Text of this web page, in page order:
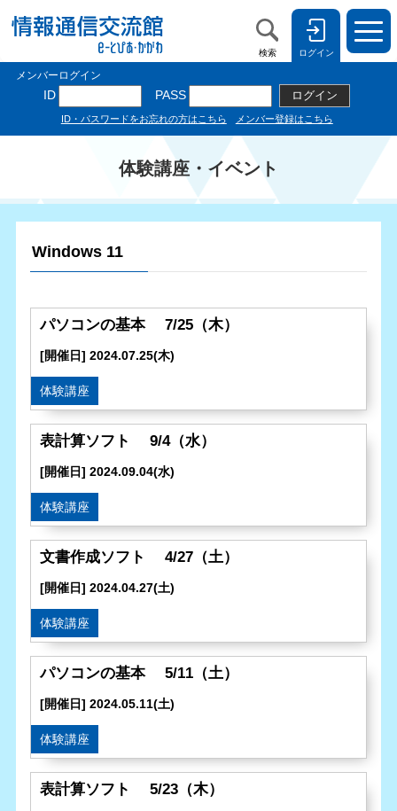
検索 ログイン
体験講座・イベント
Windows 11
パソコンの基本 7/25（木）
[開催日] 2024.07.25(木)
体験講座
表計算ソフト 9/4（水）
[開催日] 2024.09.04(水)
体験講座
文書作成ソフト 4/27（土）
[開催日] 2024.04.27(土)
体験講座
パソコンの基本 5/11（土）
[開催日] 2024.05.11(土)
体験講座
表計算ソフト 5/23（木）